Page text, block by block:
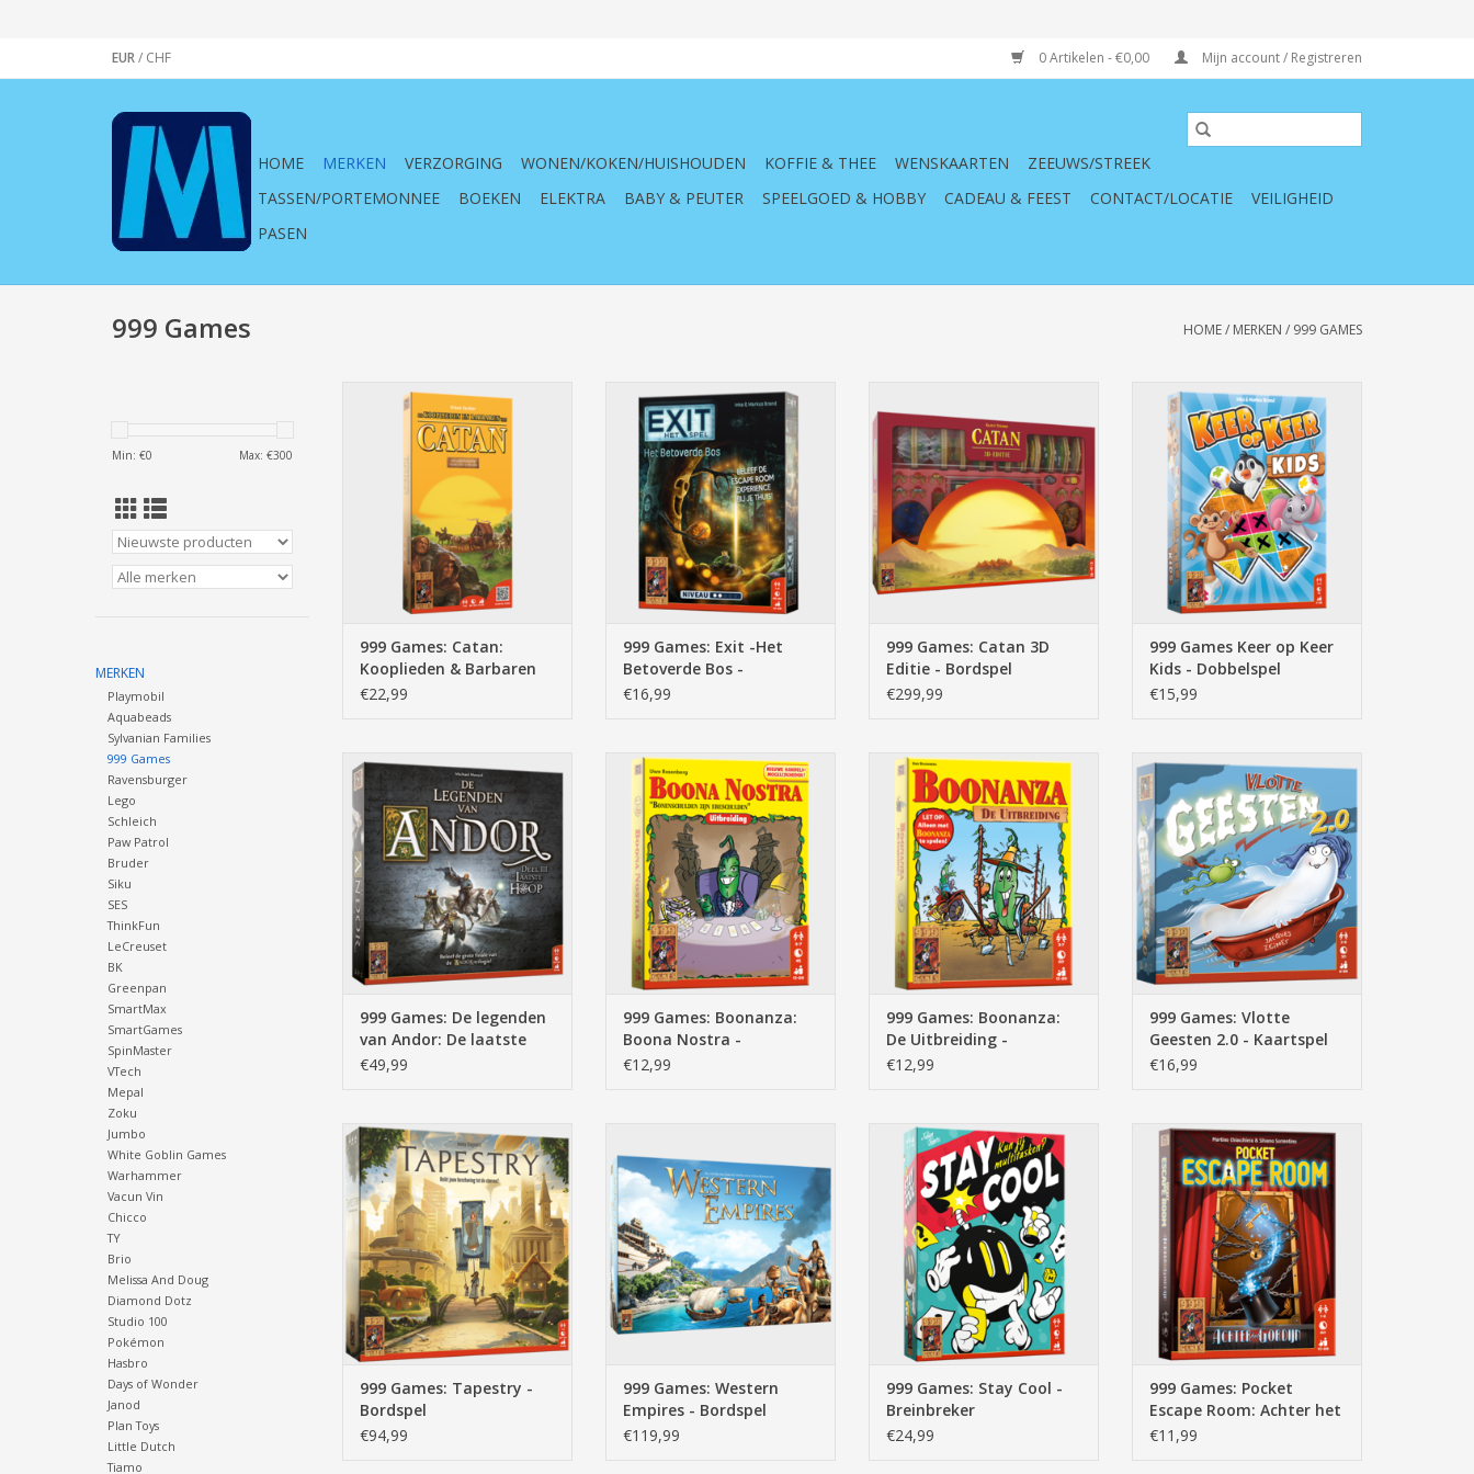
EUR/ CHF 0 Artikelen - €0,00 Mijn account / Registreren
HOME MERKEN VERZORGING WONEN/KOKEN/HUISHOUDEN KOFFIE & THEE WENSKAARTEN
ZEEUWS/STREEK
TASSEN/PORTEMONNEE
BOEKEN ELEKTRA BABY & PEUTER SPEELGOED & HOBBY CADEAU & FEEST CONTACT/LOCATIE
VEILIGHEID
PASEN
999 Games HOME/ MERKEN / 999 GAMES
Min: €0 Max: €300
MERKEN
Playmobil
Aquabeads
Sylvanian Families
999 Games
Ravensburger
Lego
Schleich
Paw Patrol
Bruder
Siku
SES
ThinkFun
LeCreuset
BK
Greenpan
SmartMax
SmartGames
SpinMaster
VTech
Mepal
Zoku
Jumbo
White Goblin Games
Warhammer
Vacun Vin
Chicco
TY
Brio
Melissa And Doug
Diamond Dotz
Studio 100
Pokémon
Hasbro
Days of Wonder
Janod
Plan Toys
Little Dutch
Tiamo
999 Games: Catan: Kooplieden &
Barbaren 5/6 spelers
(uitbreiding) - Bordspel
TOEVOEGEN AAN WINKELWAGEN
999 Games: Catan:
Kooplieden & Barbaren
5/6 spelers (uitbreiding) -
€22,99
999 Games: Exit -Het Betoverde
Bos - Breinbreker
TOEVOEGEN AAN WINKELWAGEN
999 Games: Exit -Het
Betoverde Bos -
Breinbreker
€16,99
Bordspel
TOEVOEGEN AAN WINKELWAGEN
999 Games: Catan 3D
Editie - Bordspel
€299,99
999 Games Keer op Keer Kids -
Dobbelspel
TOEVOEGEN AAN WINKELWAGEN
999 Games Keer op Keer
Kids - Dobbelspel
€15,99
999 Games: De legenden van
Andor: De laatste Hoop -
Bordspel
TOEVOEGEN AAN WINKELWAGEN
999 Games: De legenden
van Andor: De laatste
Hoop - Bordspel
€49,99
999 Games: Boonanza: Boona
Nostra - Kaartspel
TOEVOEGEN AAN WINKELWAGEN
999 Games: Boonanza:
Boona Nostra -
Kaartspel
€12,99
999 Games: Boonanza: De
Uitbreiding - Kaartspel
TOEVOEGEN AAN WINKELWAGEN
999 Games: Boonanza:
De Uitbreiding -
Kaartspel
€12,99
vlotte geesten, 6+,2 tot 8 spelers,
+/- 30 min, spel, reactiespel,
geesten, spoken,
TOEVOEGEN AAN WINKELWAGEN
999 Games: Vlotte
Geesten 2.0 - Kaartspel
€16,99
tapestry, 12+,1 tot 5, +/- 90 min,
bordspel, strategisch spel,
beschaving ,
TOEVOEGEN AAN WINKELWAGEN
999 Games: Tapestry -
Bordspel
€94,99
spelers, +/- 6 min, actiespel,
bordspel, unieke beschaving,
TOEVOEGEN AAN WINKELWAGEN
999 Games: Western
Empires - Bordspel
€119,99
stay cool, 12+, 3 tot 7 spelers, +/-
25 min, breinbreker, multitasken,
vragenspel,
TOEVOEGEN AAN WINKELWAGEN
999 Games: Stay Cool -
Breinbreker
€24,99
pocket escape room, achter het
gordijn, 12+, 1 tot 6 spelers, +/-60
min, kaartspel, reisspel,
TOEVOEGEN AAN WINKELWAGEN
999 Games: Pocket
Escape Room: Achter het
Gordijn - Breinbreker
€11,99